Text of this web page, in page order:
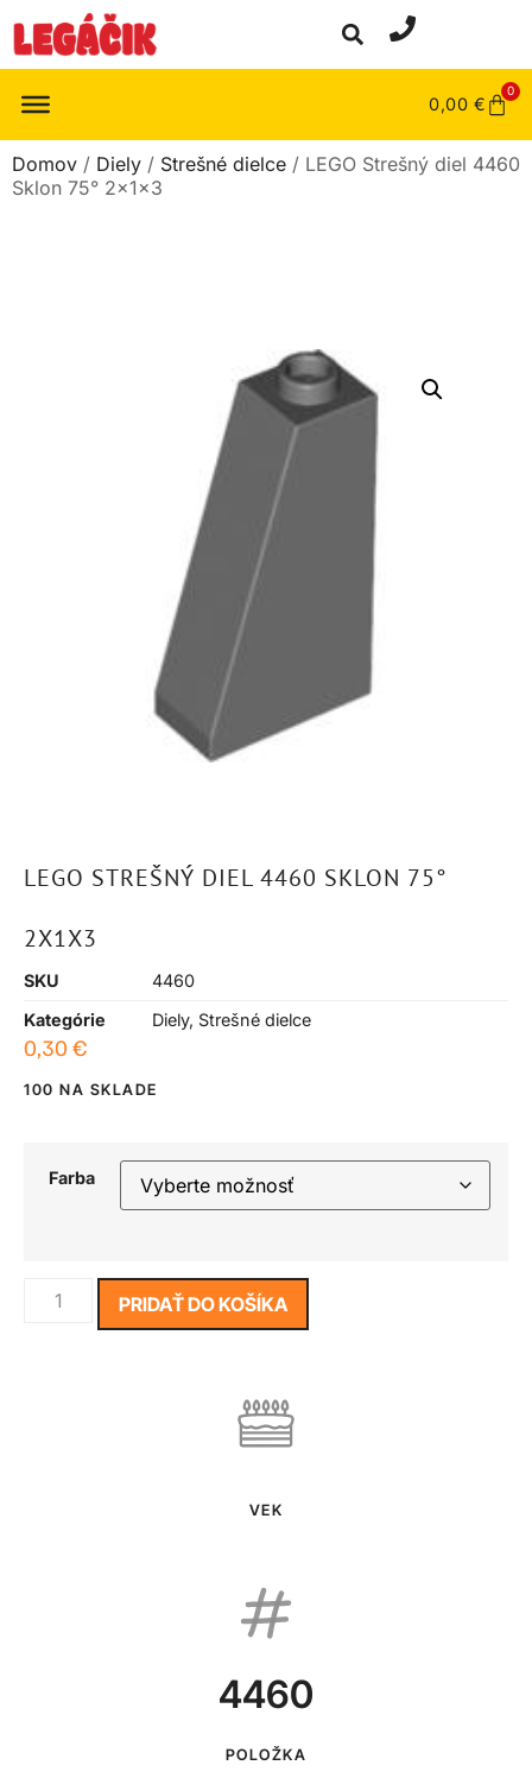
0,00 €
0
Domov / Diely / Strešné dielce / LEGO Strešný diel 4460
Sklon 75° 2x1x3
LEGO STREŠNÝ DIEL 4460 SKLON 75°
2X1X3
SKU
4460
Kategórie
Diely, Strešné dielce
0,30 €
100 NA SKLADE
Farba
PRIDAŤ DO KOŠÍKA
VEK
4460
POLOŽKA